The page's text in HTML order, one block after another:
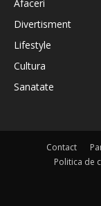
Afaceri
Divertisment
Lifestyle
Cultura
Sanatate
Contact
Politica de